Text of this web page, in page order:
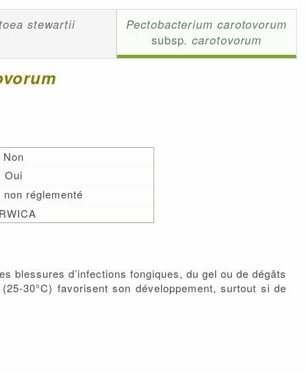
stewartii
Pectobacterium carotovorum
subsp.carotovorum
Non
Oui
réglementé
blessures d’infections fongiques, du gel ou de dégâts
30°C) favorisent son développement, surtout si de